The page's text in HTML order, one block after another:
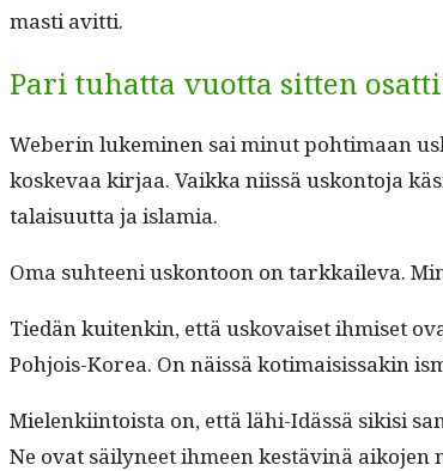
masti avitti.
Pari tuhatta vuotta sitten
Weberin lukem­i­nen sai min­ut pohti­maan
koske­vaa kir­jaa. Vaik­ka niis­sä uskon­to­ja
ta­laisu­ut­ta ja islamia.
Oma suh­teeni uskon­toon on tarkkail­e­va.
Tiedän kuitenkin, että usko­vaiset ihmiset
Pohjois-Korea. On näis­sä koti­mai­sis­sakin
Mie­lenki­in­toista on, että lähi-Idässä sik­isi
Ne ovat säi­lyneet ihmeen kestäv­inä